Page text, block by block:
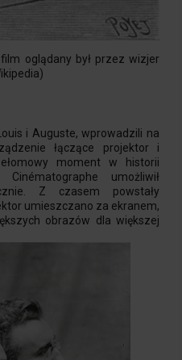
oglądany był przez wizjer
i Auguste, wprowadzili na
łączące projektor i
moment w historii
umożliwił
Z czasem powstały
umieszczano za ekranem,
obrazów dla większej